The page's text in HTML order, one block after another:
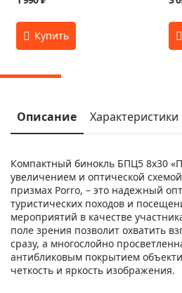
Описание Характеристики
Компактный бинокль БПЦ5 8x30
увеличением и оптической
призмах Porro, – это надежный
туристических походов и
мероприятий в качестве
поле зрения позволит охватить
сразу, а многослойно
антибликовым покрытием
четкость и яркость изображения.